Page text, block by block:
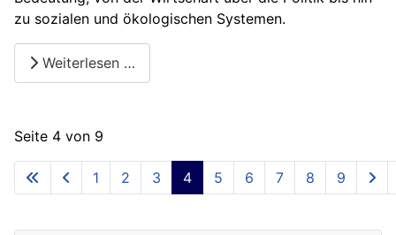
zu sozialen und ökologischen Systemen.
Weiterlesen …
Seite 4 von 9
1 2 3 4 5 6 7 8 9